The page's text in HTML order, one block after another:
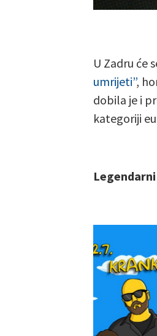
U Zadru će
umrijeti”,
dobila je i
kategoriji